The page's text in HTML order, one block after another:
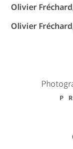
Olivier
Olivier